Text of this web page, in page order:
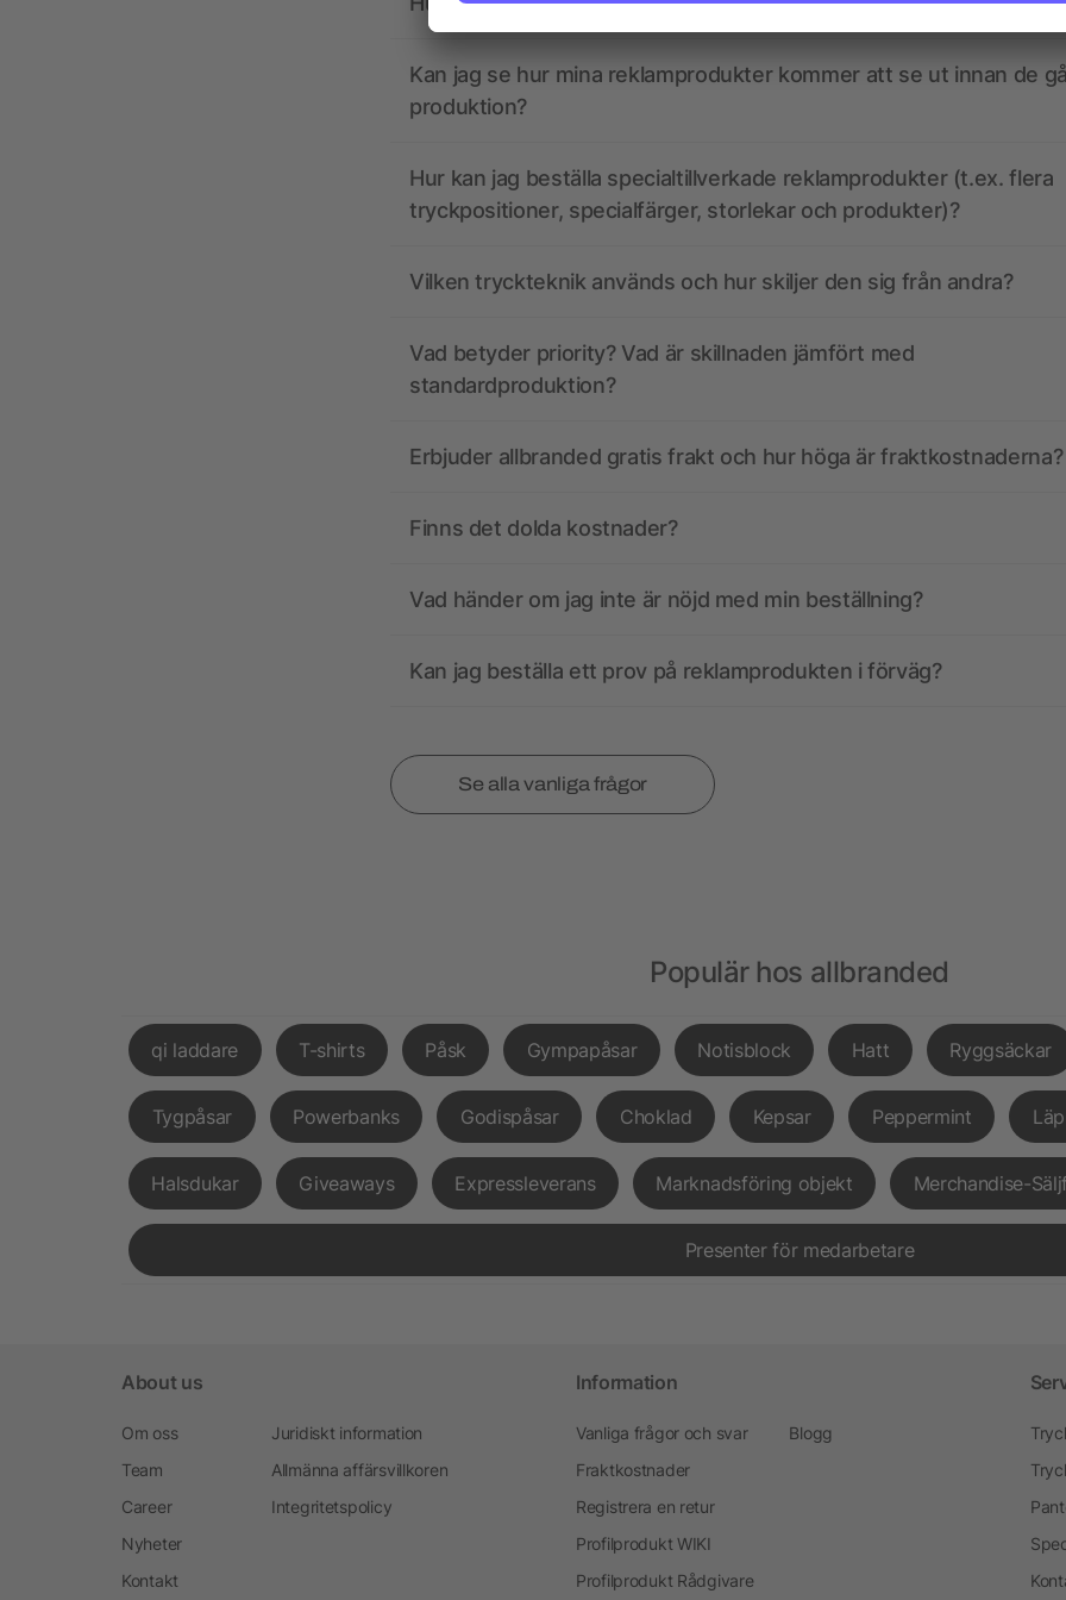
Kan jag se hur mina reklamprodukter kommer att se ut innan de
produktion?
Hur kan jag beställa specialtillverkade reklamprodukter (t.ex. flera
tryckpositioner, specialfärger, storlekar och produkter)?
Vilken tryckteknik används och hur skiljer den sig från andra?
Vad betyder priority? Vad är skillnaden jämfört med
standardproduktion?
Erbjuder allbranded gratis frakt och hur höga är fraktkostnaderna?
Finns det dolda kostnader?
Vad händer om jag inte är nöjd med min beställning?
Kan jag beställa ett prov på reklamprodukten i förväg?
Se alla vanliga frågor
Populär hos allbranded
qi laddare T-shirts Påsk Gympapåsar Notisblock Hatt Ryggsäckar
Tygpåsar Powerbanks Godispåsar Choklad Kepsar Peppermint
Halsdukar Giveaways Expressleverans Marknadsföring objekt Merchandise-
Presenter för medarbetare
About us
Om oss
Team
Career
Nyheter
Kontakt
Juridiskt information
Allmänna affärsvillkoren
Integritetspolicy
Information
Vanliga frågor och svar
Fraktkostnader
Registrera en retur
Profilprodukt WIKI
Profilprodukt Rådgivare
Blogg